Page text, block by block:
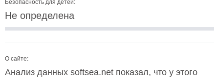
Безопасность для детей:
Не определена
О сайте:
Анализ данных softsea.net показал, что у этого